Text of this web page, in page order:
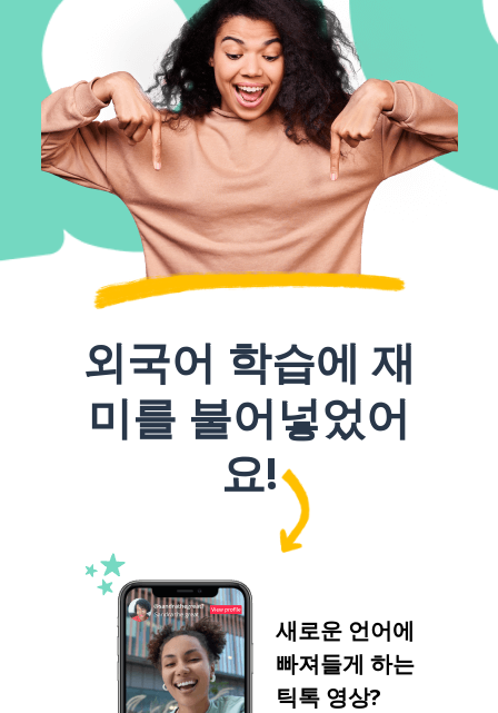
외국어 학습에 재
미를 불어넣었어
요!
새로운 언어에
빠져들게 하는
틱톡 영상?